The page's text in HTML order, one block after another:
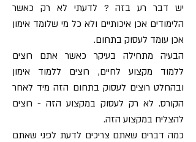
יש דבר רע בזה ? לדעתי לא רק כאשר
הלימודים אכן איכותיים ולא כל מי שלומד אימון
אכן עומד לעסוק בתחום.
הבעיה מתחילה בעיקר כאשר אתם רוצים
ללמוד מקצוע לחיים, רוצים ללמוד אימון
ובהחלט רוצים לעסוק בתחום הזה מיד לאחר
הקורס. לא רק לעסוק במקצוע הזה - רוצים
להצליח במקצוע הזה.
כמה דברים שאתם צריכים לדעת לפני שאתם